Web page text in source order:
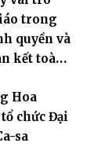
trong
quyền và
kết toàn
Hoa
chức Đại
sa